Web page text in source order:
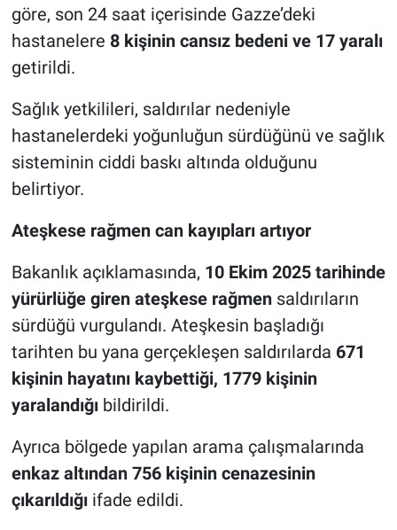
göre, son 24 saat içerisinde Gazze’deki
hastanelere 8 kişinin cansız bedeni ve 17 yaralı
getirildi.
Sağlık yetkilileri, saldırılar nedeniyle
hastanelerdeki yoğunluğun sürdüğünü ve sağlık
sisteminin ciddi baskı altında olduğunu
belirtiyor.
Ateşkese rağmen can kayıpları artıyor
Bakanlık açıklamasında, 10 Ekim 2025 tarihinde
yürürlüğe giren ateşkese rağmensaldırıların
sürdüğü vurgulandı. Ateşkesin başladığı
tarihten bu yana gerçekleşen saldırılarda 671
kişinin hayatını kaybettiği, 1779 kişinin
yaralandığıbildirildi.
Ayrıca bölgede yapılan arama çalışmalarında
enkaz altından 756 kişinin cenazesinin
çıkarıldığıifade edildi.